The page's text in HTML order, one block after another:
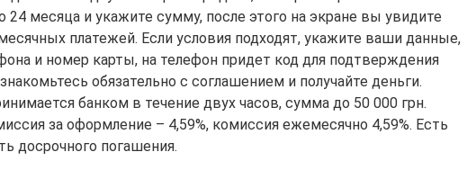
24 месяца и укажите сумму, после этого на экране вы увидите
платежей. Если условия подходят, укажите ваши данные,
и номер карты, на телефон придет код для подтверждения
обязательно с соглашением и получайте деньги.
банком в течение двух часов, сумма до 50 000 грн.
за оформление – 4,59%, комиссия ежемесячно 4,59%. Есть
досрочного погашения.